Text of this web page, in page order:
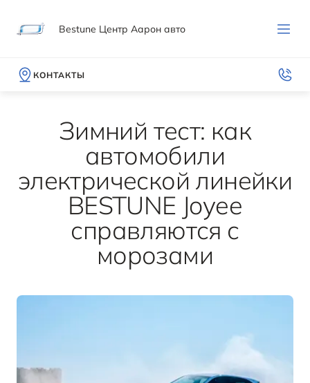
Bestune Центр Аарон авто
МОДЕЛИ
T90
ОТ 2 582 000 ₽*
ПОКУПАТЕЛЯМ
ВЫБОР И ПОКУПКА
Записаться на тест-драйв
Заказать звонок от дилера
ВЛАДЕЛЬЦАМ
СЕРВИС И ПОДДЕРЖКА
Спецпредложения
МИР BESTUNE
О БРЕНДЕ
История компании
Правовая информация
КОНТАКТЫ
Зимний тест: как
автомобили
электрической линейки
BESTUNE Joyee
справляются с
морозами